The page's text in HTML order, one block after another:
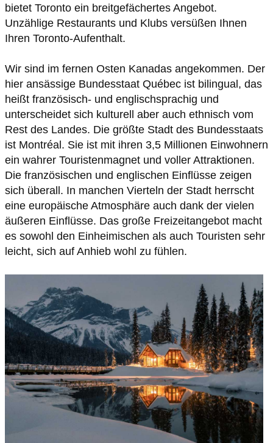
bietet Toronto ein breitgefächertes Angebot.
Unzählige Restaurants und Klubs versüßen Ihnen
Wir sind im fernen Osten Kanadas angekommen. Der
hier ansässige Bundesstaat Québec ist bilingual, das
heißt französisch- und englischsprachig und
unterscheidet sich kulturell aber auch ethnisch vom
Rest des Landes. Die größte Stadt des Bundesstaats
ist Montréal. Sie ist mit ihren 3,5 Millionen Einwohnern
ein wahrer Touristenmagnet und voller Attraktionen.
Die französischen und englischen Einflüsse zeigen
sich überall. In manchen Vierteln der Stadt herrscht
eine europäische Atmosphäre auch dank der vielen
äußeren Einflüsse. Das große Freizeitangebot macht
es sowohl den Einheimischen als auch Touristen sehr